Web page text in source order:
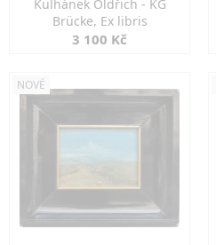
Kulhánek Oldřich - KG
Brücke, Ex libris
3 100 Kč
NOVÉ